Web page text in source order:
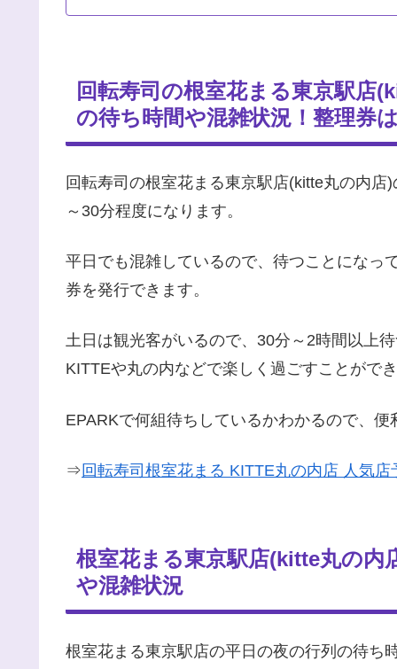
回転寿司の根室花まる東京駅店
の待ち時間や混雑状況！整理券
回転寿司の根室花まる東京駅店(kitte丸の内
～30分程度になります。
平日でも混雑しているので、待つことになっ
券を発行できます。
土日は観光客がいるので、30分～2時間以上
KITTEや丸の内などで楽しく過ごすことがで
EPARKで何組待ちしているかわかるので、便
⇒ 回転寿司根室花まる KITTE丸の内店 人気
根室花まる東京駅店(kitte丸の内
や混雑状況
根室花まる東京駅店の平日の夜の行列の待ち